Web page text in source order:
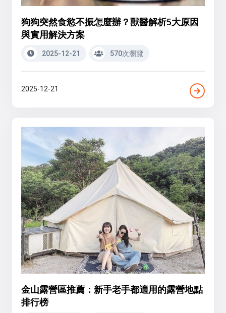
狗狗突然食慾不振怎麼辦？獸醫解析5大原因
與實用解決方案
2025-12-21 570次瀏覽
2025-12-21
金山露營區推薦：新手老手都適用的露營地點
排行榜